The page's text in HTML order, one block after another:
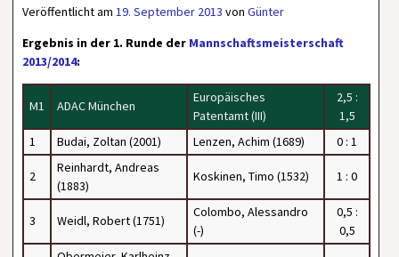
Veröffentlicht am19. September 2013 vonGünter
Ergebnis in der 1. Runde der Mannschaftsmeisterschaft
2013/2014:
M1 ADAC München
Europäisches
Patentamt (III)
2,5 :
1,5
1
Budai, Zoltan (2001) Lenzen, Achim (1689) 0 : 1
2
Reinhardt, Andreas
(1883)
Koskinen, Timo (1532) 1 : 0
3 Weidl, Robert (1751)
Colombo, Alessandro
(-)
0,5 :
0,5